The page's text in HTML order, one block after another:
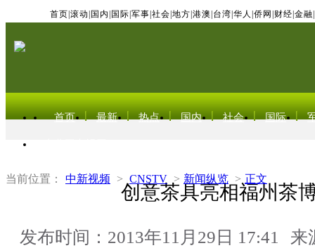
首页 滚动 国内 国际 军事 社会 地方 港澳 台湾 华人 侨网 财经 金融
首页 最新 热点 国内 社会 国际
当前位置： 中新视频 > CNSTV > 新闻纵览 > 正文
创意茶具亮相福州茶
发布时间：2013年11月29日 17:41 来